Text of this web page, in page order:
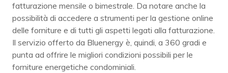
fatturazione mensile o bimestrale. Da notare anche la
possibilità di accedere a strumenti per la gestione online
delle forniture e di tutti gli aspetti legati alla fatturazione.
Il servizio offerto da Bluenergy è, quindi, a 360 gradi e
punta ad offrire le migliori condizioni possibili per le
forniture energetiche condominiali.